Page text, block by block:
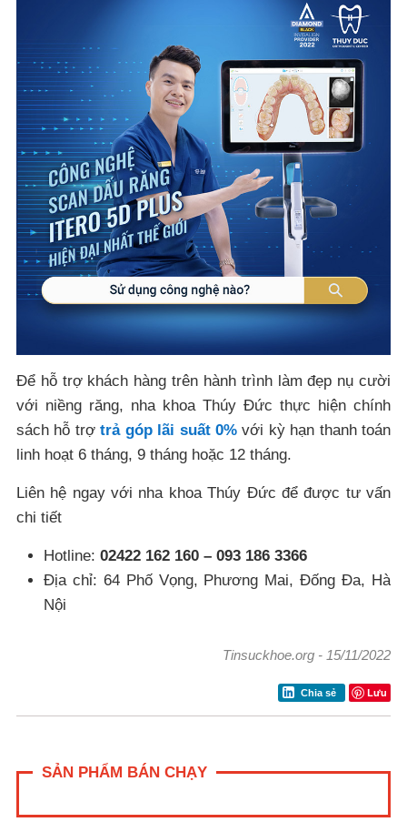
Để hỗ trợ khách hàng trên hành trình làm đẹp nụ cười
với niềng răng, nha khoa Thúy Đức thực hiện chính
sách hỗ trợtrả góp lãi suất 0%với kỳ hạn thanh toán
linh hoạt 6 tháng, 9 tháng hoặc 12 tháng.
Liên hệ ngay với nha khoa Thúy Đức để được tư vấn
chi tiết
Hotline: 02422 162 160 – 093 186 3366
Địa chỉ: 64 Phố Vọng, Phương Mai, Đống Đa, Hà
Nội
Tinsuckhoe.org - 15/11/2022
Chia sẻ Lưu
SẢN PHẨM BÁN CHẠY